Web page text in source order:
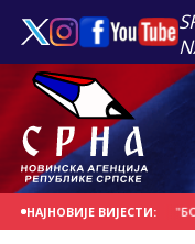
НАЈНОВИЈЕ ВИЈЕСТИ:
НА ДАНАШЊИ ДАН